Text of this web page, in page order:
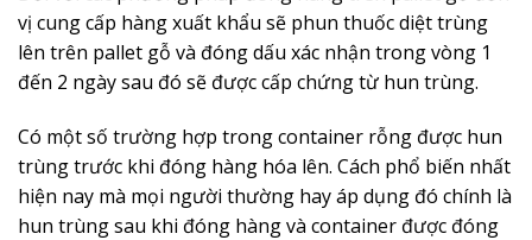
vị cung cấp hàng xuất khẩu sẽ phun thuốc diệt trùng
lên trên pallet gỗ và đóng dấu xác nhận trong vòng 1
đến 2 ngày sau đó sẽ được cấp chứng từ hun trùng.
Có một số trường hợp trong container rỗng được hun
trùng trước khi đóng hàng hóa lên. Cách phổ biến nhất
hiện nay mà mọi người thường hay áp dụng đó chính là
hun trùng sau khi đóng hàng và container được đóng